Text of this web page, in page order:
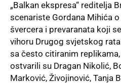
„Balkan ekspresa“ reditelja
scenariste Gordana Mihića
švercera i prevaranata koji
vihoru Drugog svjetskog
sa često citiranim
ostvarili su Dragan Nikolić,
Marković, Živojinović, Tanja